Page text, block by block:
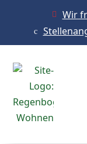
 Wir
c